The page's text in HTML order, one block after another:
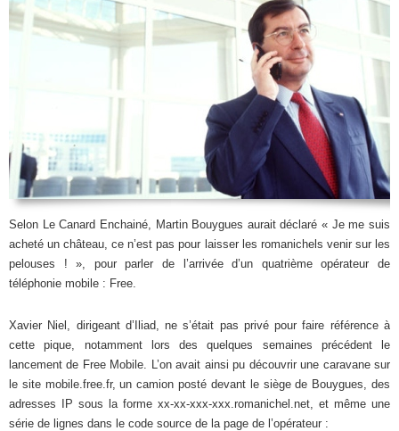
Selon Le Canard Enchainé, Martin Bouygues aurait déclaré « Je me suis
acheté un château, ce n’est pas pour laisser les romanichels venir sur les
pelouses ! », pour parler de l’arrivée d’un quatrième opérateur de
téléphonie mobile : Free.
Xavier Niel, dirigeant d’Iliad, ne s’était pas privé pour faire référence à
cette pique, notamment lors des quelques semaines précédent le
lancement de Free Mobile. L’on avait ainsi pu découvrir une caravane sur
le site mobile.free.fr, un camion posté devant le siège de Bouygues, des
adresses IP sous la forme xx-xx-xxx-xxx.romanichel.net, et même une
série de lignes dans le code source de la page de l’opérateur :